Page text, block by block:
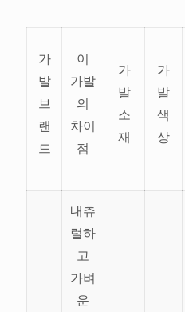
가
발
브
랜
드
이
가발
의
차이
점
가
발
소
재
가
발
색
상
내츄
럴하
고
가벼
운